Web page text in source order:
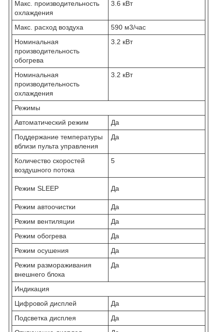
Макс. производительность
охлаждения
3.6 кВт
Макс. расход воздуха
590 м3/час
Номинальная
производительность
обогрева
3.2 кВт
Номинальная
производительность
охлаждения
3.2 кВт
Режимы
Автоматический режим
Да
Поддержание температуры
вблизи пульта управления
Да
Количество скоростей
воздушного потока
5
Режим SLEEP Да
Режим автоочистки
Да
Режим вентиляции
Да
Режим обогрева
Да
Режим осушения
Да
Режим размораживания
внешнего блока
Да
Индикация
Цифровой дисплей
Да
Подсветка дисплея
Да